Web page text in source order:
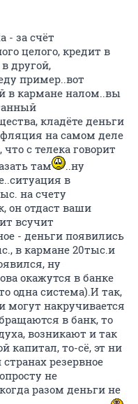
- за счёт
целого, кредит в
другой,
пример..вот
в кармане налом..вы
кладёте деньги
на самом деле
с телека говорит
там
..ну
в
на счету
он отдаст ваши
всучит
- деньги появились
в кармане 20тыс.и
ну
окажутся в банке
одна система).И так,
могут накручивается
в банк, то
возникают и так
капитал, то-сё, эт ни
резервное
не
разом деньги не